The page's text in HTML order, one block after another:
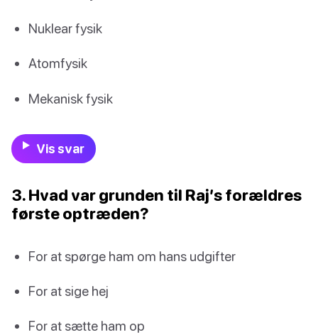
Nuklear fysik
Atomfysik
Mekanisk fysik
Vis svar
3. Hvad var grunden til Raj’s forældres
første optræden?
For at spørge ham om hans udgifter
For at sige hej
For at sætte ham op